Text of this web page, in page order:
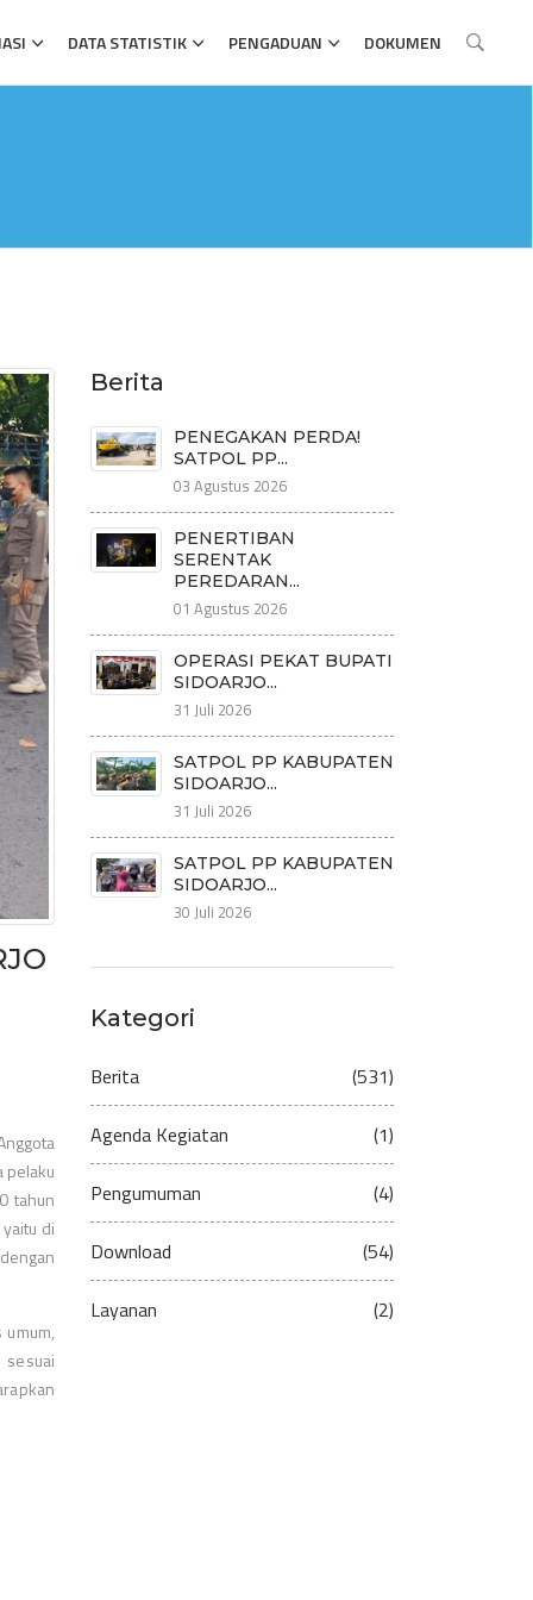
DATA STATISTIK PENGADUAN DOKUMEN
pelaku
tahun
di
Berita
PENEGAKAN PERDA!
SATPOL PP...
03 Agustus 2026
PENERTIBAN
SERENTAK
PEREDARAN...
01 Agustus 2026
OPERASI PEKAT BUPATI
SIDOARJO...
31 Juli 2026
SATPOL PP KABUPATEN
SIDOARJO...
31 Juli 2026
SATPOL PP KABUPATEN
SIDOARJO...
30 Juli 2026
Kategori
Berita (531)
Agenda Kegiatan (1)
Pengumuman (4)
Download (54)
Layanan (2)